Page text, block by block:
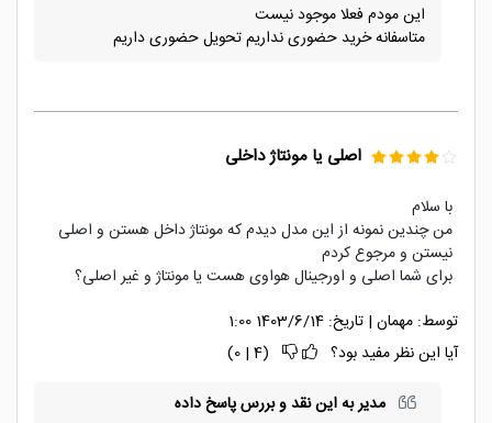
این مودم فعلا موجود نیست
متاسفانه خرید حضوری نداریم تحویل حضوری داریم
اصلی یا مونتاژ داخلی
با سلام
من چندین نمونه از این مدل دیدم که مونتاژ داخل هستن و اصلی
نیستن و مرجوع کردم
برای شما اصلی و اورجینال هواوی هست یا مونتاژ و غیر اصلی؟
توسط: مهمان | تاریخ: 1403/6/14 1:00
آیا این نظر مفید بود؟
(
4
|
0
)
مدیر به این نقد و بررس پاسخ داده